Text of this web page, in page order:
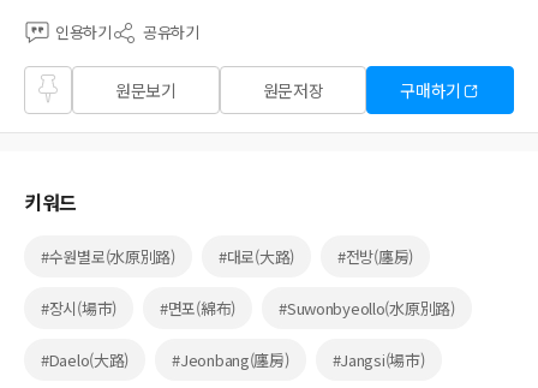
인용하기 공유하기
즐겨
찾기
원문보기 원문저장 구매하기
키워드
#수원별로(水原別路) #대로(大路) #전방(廛房)
#장시(場市) #면포(綿布) #Suwonbyeollo(水原別路)
#Daelo(大路) #Jeonbang(廛房) #Jangsi(場市)